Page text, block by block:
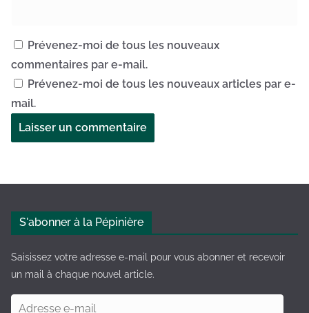
Prévenez-moi de tous les nouveaux
commentaires par e-mail.
Prévenez-moi de tous les nouveaux articles par e-
mail.
e
S'abonner à la Pépinière
Saisissez votre adresse e-mail pour vous abonner et recevoir
un mail à chaque nouvel article.